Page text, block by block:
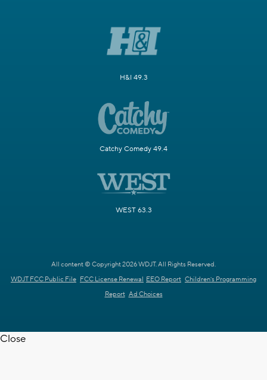
H&I 49.3
Catchy Comedy 49.4
WEST 63.3
All content © Copyright 2026 WDJT. All Rights Reserved.
WDJT FCC Public File FCC License Renewal EEO Report Children's Programming
Report Ad Choices
Close